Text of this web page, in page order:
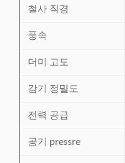
철사 직경
풍속
더미 고도
감기 정밀도
전력 공급
공기 pressre